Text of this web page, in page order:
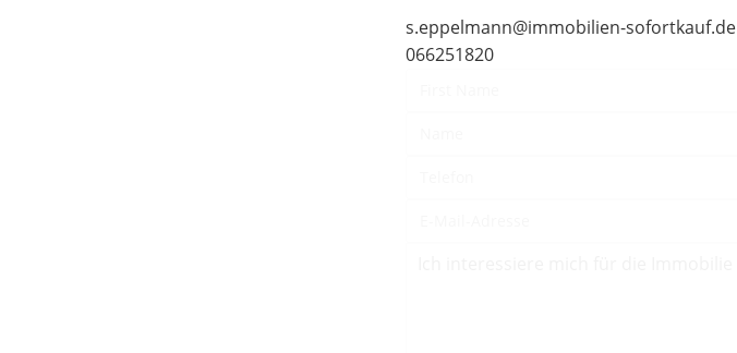
s.eppelmann@immobilien-sofortkauf.de
066251820